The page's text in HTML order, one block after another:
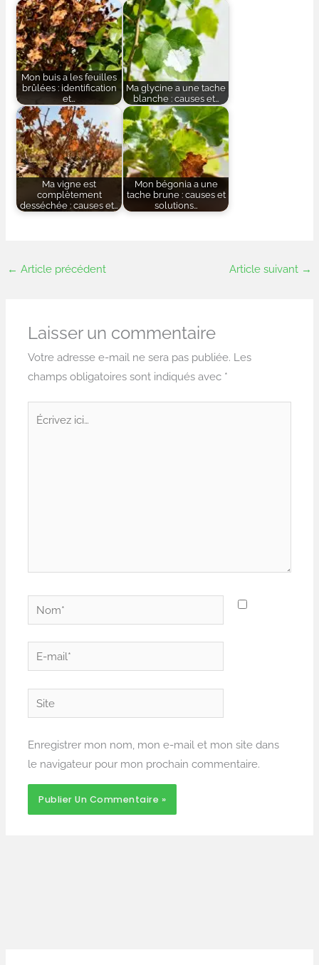
Mon buis a les feuilles
brûlées : identification
et…
Ma glycine a une tache
blanche : causes et…
Ma vigne est
complètement
desséchée : causes et…
Mon bégonia a une
tache brune : causes et
solutions…
← Article précédent Article suivant →
Laisser un commentaire
Votre adresse e-mail ne sera pas publiée. Les
champs obligatoires sont indiqués avec *
Nom*
E-
mail*
Site
Enregistrer mon nom, mon e-mail et mon site dans
le navigateur pour mon prochain commentaire.